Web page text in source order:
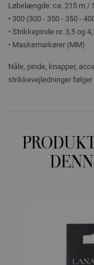
Løbelængde: ca. 215 m /
• 300 (300 - 350 - 350 -
• Strikkepinde nr. 3,5 og
• Maskemarkører (MM)
Nåle, pinde, knapper,
strikkevejledninger